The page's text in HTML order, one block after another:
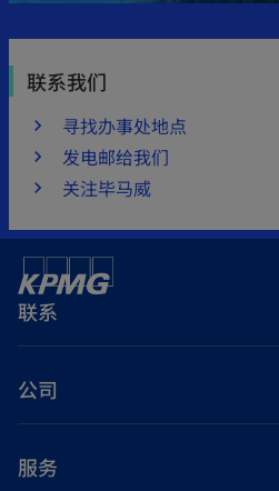
联系我们
寻找办事处地点
发电邮给我们
关注毕马威
联系
公司
服务